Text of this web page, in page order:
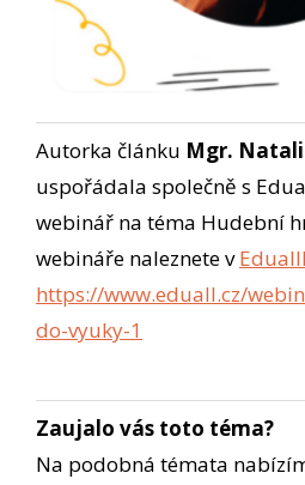
Autorka článku Mgr.
uspořádala společně s
webinář na téma Hudební
webináře naleznete v
https://www.eduall.cz/
do-vyuky-1
Zaujalo vás toto téma?
Na podobná témata